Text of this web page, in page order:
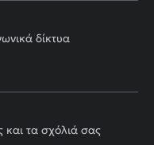
δίκτυα
και τα σχόλιά σας